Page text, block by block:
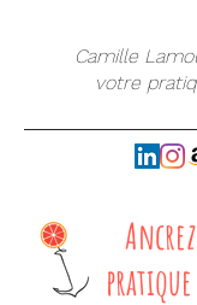
Camille
votre